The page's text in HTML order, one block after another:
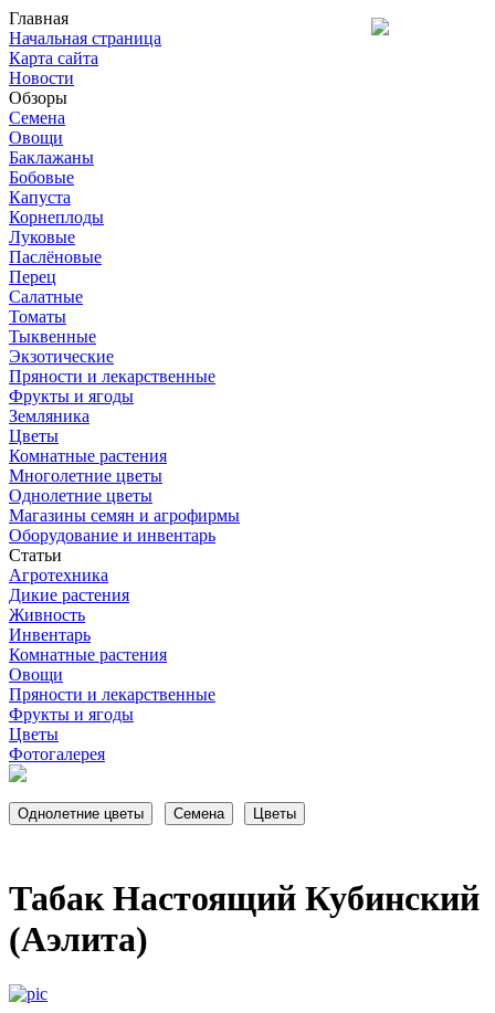
Главная
Начальная страница
Карта сайта
Новости
Обзоры
Семена
Овощи
Баклажаны
Бобовые
Капуста
Корнеплоды
Луковые
Паслёновые
Перец
Салатные
Томаты
Тыквенные
Экзотические
Пряности и лекарственные
Фрукты и ягоды
Земляника
Цветы
Комнатные растения
Многолетние цветы
Однолетние цветы
Магазины семян и агрофирмы
Оборудование и инвентарь
Статьи
Агротехника
Дикие растения
Живность
Инвентарь
Комнатные растения
Овощи
Пряности и лекарственные
Фрукты и ягоды
Цветы
Фотогалерея
Табак Настоящий Кубинский
(Аэлита)